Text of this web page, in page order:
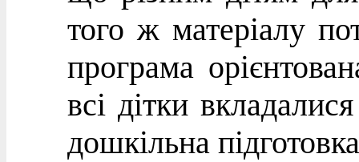
того ж матеріалу
програма
всі дітки
дошкільна